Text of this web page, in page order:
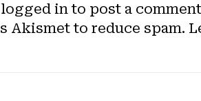
logged into post a
Akismet to reduce spam.